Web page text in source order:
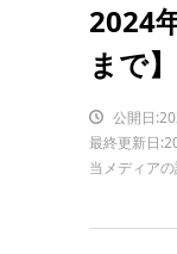
2024
まで】
公開日
最終更新日
当メディア